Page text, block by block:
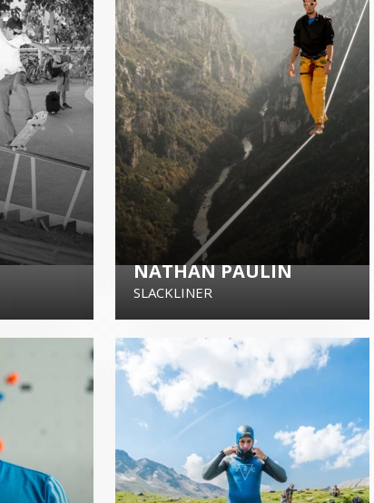
NATHAN PAULIN
SLACKLINER